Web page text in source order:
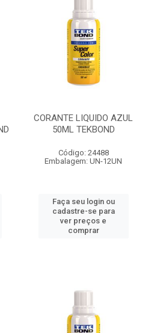
CORANTE LIQUIDO AZUL
50ML TEKBOND
Código: 24488
Embalagem: UN-12UN
Faça seu login ou
cadastre-se para
ver preços e
comprar